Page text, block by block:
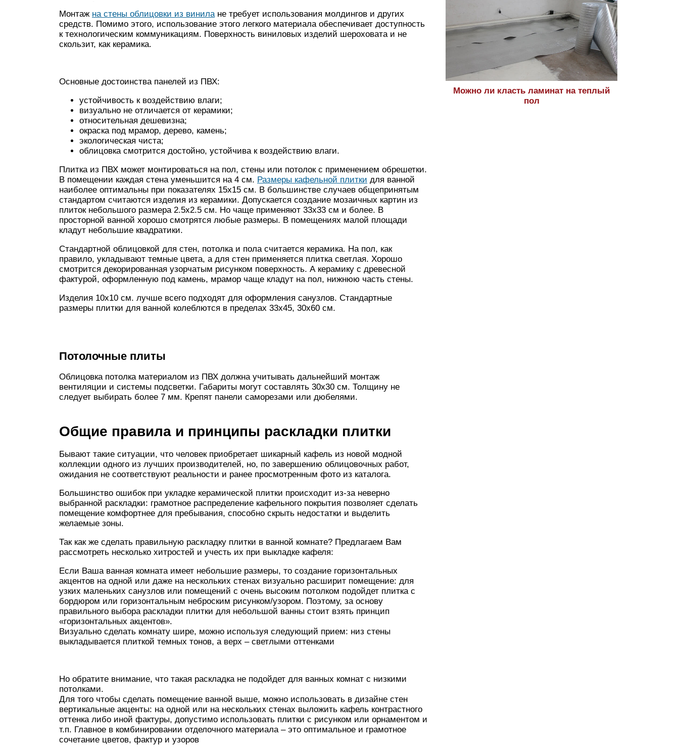
Монтаж на стены облицовки из винилане требует использования молдингов и других
средств. Помимо этого, использование этого легкого материала обеспечивает доступность
к технологическим коммуникациям. Поверхность виниловых изделий шероховата и не
скользит, как керамика.
Основные достоинства панелей из ПВХ:
устойчивость к воздействию влаги;
визуально не отличается от керамики;
относительная дешевизна;
окраска под мрамор, дерево, камень;
экологическая чиста;
облицовка смотрится достойно, устойчива к воздействию влаги.
Плитка из ПВХ может монтироваться на пол, стены или потолок с применением обрешетки.
В помещении каждая стена уменьшится на 4 см. Размеры кафельной плитки для ванной
наиболее оптимальны при показателях 15х15 см. В большинстве случаев общепринятым
стандартом считаются изделия из керамики. Допускается создание мозаичных картин из
плиток небольшого размера 2.5х2.5 см. Но чаще применяют 33х33 см и более. В
просторной ванной хорошо смотрятся любые размеры. В помещениях малой площади
кладут небольшие квадратики.
Стандартной облицовкой для стен, потолка и пола считается керамика. На пол, как
правило, укладывают темные цвета, а для стен применяется плитка светлая. Хорошо
смотрится декорированная узорчатым рисунком поверхность. А керамику с древесной
фактурой, оформленную под камень, мрамор чаще кладут на пол, нижнюю часть стены.
Изделия 10х10 см. лучше всего подходят для оформления санузлов. Стандартные
размеры плитки для ванной колеблются в пределах 33х45, 30х60 см.
Потолочные плиты
Облицовка потолка материалом из ПВХ должна учитывать дальнейший монтаж
вентиляции и системы подсветки. Габариты могут составлять 30х30 см. Толщину не
следует выбирать более 7 мм. Крепят панели саморезами или дюбелями.
Общие правила и принципы раскладки плитки
Бывают такие ситуации, что человек приобретает шикарный кафель из новой модной
коллекции одного из лучших производителей, но, по завершению облицовочных работ,
ожидания не соответствуют реальности и ранее просмотренным фото из каталога.
Большинство ошибок при укладке керамической плитки происходит из-за неверно
выбранной раскладки: грамотное распределение кафельного покрытия позволяет сделать
помещение комфортнее для пребывания, способно скрыть недостатки и выделить
желаемые зоны.
Так как же сделать правильную раскладку плитки в ванной комнате? Предлагаем Вам
рассмотреть несколько хитростей и учесть их при выкладке кафеля:
Если Ваша ванная комната имеет небольшие размеры, то создание горизонтальных
акцентов на одной или даже на нескольких стенах визуально расширит помещение: для
узких маленьких санузлов или помещений с очень высоким потолком подойдет плитка с
бордюром или горизонтальным неброским рисунком/узором. Поэтому, за основу
правильного выбора раскладки плитки для небольшой ванны стоит взять принцип
«горизонтальных акцентов».
Визуально сделать комнату шире, можно используя следующий прием: низ стены
выкладывается плиткой темных тонов, а верх – светлыми оттенками
Но обратите внимание, что такая раскладка не подойдет для ванных комнат с низкими
потолками.
Для того чтобы сделать помещение ванной выше, можно использовать в дизайне стен
вертикальные акценты: на одной или на нескольких стенах выложить кафель контрастного
оттенка либо иной фактуры, допустимо использовать плитки с рисунком или орнаментом и
т.п. Главное в комбинировании отделочного материала – это оптимальное и грамотное
сочетание цветов, фактур и узоров
Можно ли класть ламинат на теплый
пол